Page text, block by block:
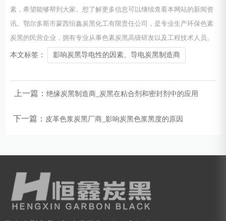
素，希望能够帮到大家。想了解更多信息可以继续查看本网站的新闻资
讯。鄂尔多斯市蒙西恒鑫炭黑化工有限责任公司，是专业生产环保色素
炭黑的民营企业，拥有专业从事色素炭黑高级研发以及工程技术人员。
本文标签： 影响炭黑导电性的因素、导电炭黑制造商
上一篇： 绝缘炭黑制造商_炭黑在粘合剂和密封剂中的应用
下一篇： 皮革色浆炭黑厂商_影响炭黑色浆黑度的原因